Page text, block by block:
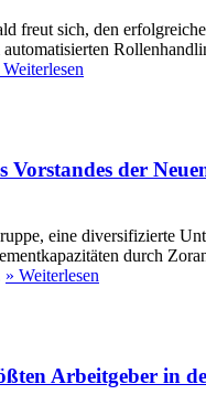
freut sich, den
Weiterlesen
Vorstandes der
eine diversifizierte
durch
» Weiterlesen
Arbeitgeber in